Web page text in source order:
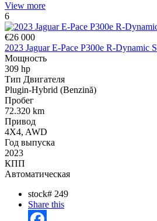
View more
6
€26 000
2023 Jaguar E-Pace P300e R-Dynamic S
Мощность
309 hp
Тип Двигателя
Plugin-Hybrid (Benzină)
Пробег
72.320 km
Привод
4X4, AWD
Год выпуска
2023
КПП
Автоматическая
stock# 249
Share this